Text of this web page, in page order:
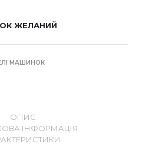
ЖЕЛАНИЙ
МАШИНОК
ОПИС
ІНФОРМАЦІЯ